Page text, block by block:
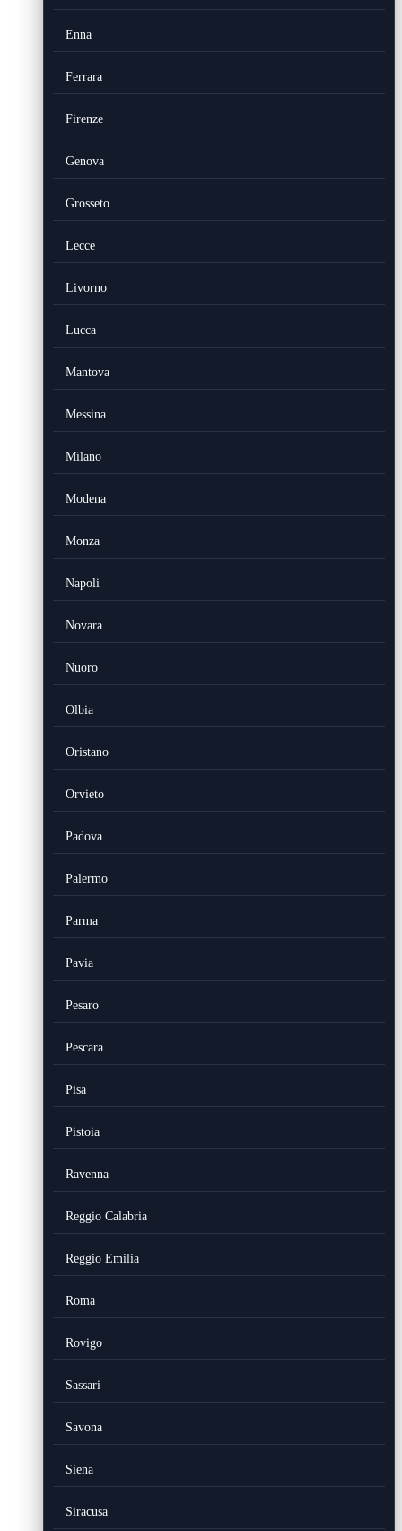
Enna
Ferrara
Firenze
Genova
Grosseto
Lecce
Livorno
Lucca
Mantova
Messina
Milano
Modena
Monza
Napoli
Novara
Nuoro
Olbia
Oristano
Orvieto
Padova
Palermo
Parma
Pavia
Pesaro
Pescara
Pisa
Pistoia
Ravenna
Reggio Calabria
Reggio Emilia
Roma
Rovigo
Sassari
Savona
Siena
Siracusa